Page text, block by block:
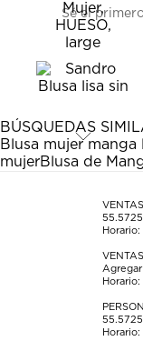
para
calificar
el
artículo
con
estrella
Esta
acción
abrirá
formulario
para
calificar
el
artículo
con
Esta
acción
abrirá
de
Sé el
BÚSQUEDAS
Blusa mujer manga
mujerBlusa de